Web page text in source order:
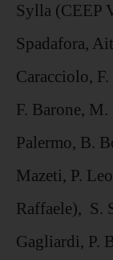
Sylla (CEEP
Spadafora,
Caracciolo,
F. Barone,
Palermo, B.
Mazeti, P.
Raffaele), S.
Gagliardi, P.